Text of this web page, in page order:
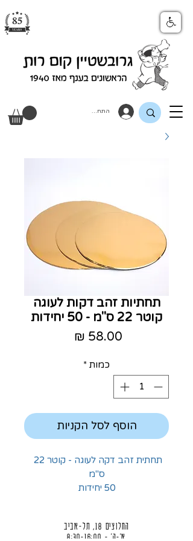
התחבר
תחתיות זהב דקות לעוגה
קוטר 22 ס"מ - 50 יחידות
כמות *
הוסף לסל הקניות
ס"מ
50 יחידות
החלוצים 18, תל-אביב
א'-ה' - 8:30-16:00